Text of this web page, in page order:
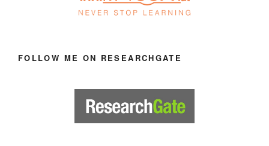
FOLLOW ME ON RESEARCHGATE